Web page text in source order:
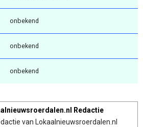
onbekend
onbekend
onbekend
Redactie
van Lokaalnieuwsroerdalen.nl